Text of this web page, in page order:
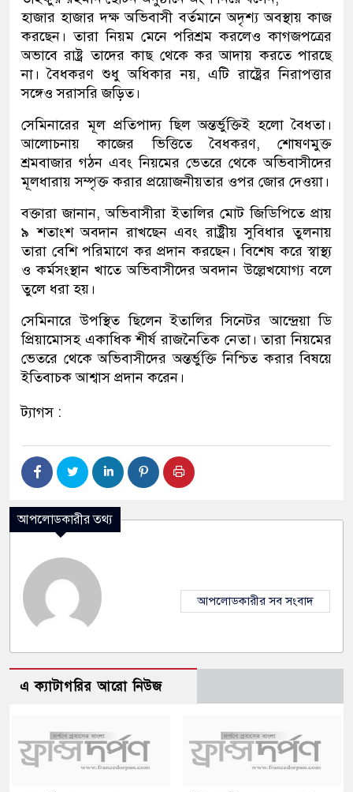
হাজার হাজার দক্ষ অভিবাসী বর্তমানে অদৃশ্য অবস্থায় কাজ
করছেন। তারা নিয়ম মেনে পরিশ্রম করলেও কাগজপত্রের
অভাবে রাষ্ট্র তাদের কাছ থেকে কর আদায় করতে পারছে
না। বৈধকরণ শুধু অধিকার নয়, এটি রাষ্ট্রের নিরাপত্তার
সঙ্গেও সরাসরি জড়িত।
সেমিনারের মূল প্রতিপাদ্য ছিল অন্তর্ভুক্তিই হলো বৈধতা।
আলোচনায় কাজের ভিত্তিতে বৈধকরণ, শোষণমুক্ত
শ্রমবাজার গঠন এবং নিয়মের ভেতরে থেকে অভিবাসীদের
মূলধারায় সম্পৃক্ত করার প্রয়োজনীয়তার ওপর জোর দেওয়া।
বক্তারা জানান, অভিবাসীরা ইতালির মোট জিডিপিতে প্রায়
৯ শতাংশ অবদান রাখছেন এবং রাষ্ট্রীয় সুবিধার তুলনায়
তারা বেশি পরিমাণে কর প্রদান করছেন। বিশেষ করে স্বাস্থ্য
ও কর্মসংস্থান খাতে অভিবাসীদের অবদান উল্লেখযোগ্য বলে
তুলে ধরা হয়।
সেমিনারে উপস্থিত ছিলেন ইতালির সিনেটর আন্দ্রেয়া ডি
প্রিয়ামোসহ একাধিক শীর্ষ রাজনৈতিক নেতা। তারা নিয়মের
ভেতরে থেকে অভিবাসীদের অন্তর্ভুক্তি নিশ্চিত করার বিষয়ে
ইতিবাচক আশ্বাস প্রদান করেন।
ট্যাগস :
আপলোডকারীর তথ্য
আপলোডকারীর সব সংবাদ
এ ক্যাটাগরির আরো নিউজ